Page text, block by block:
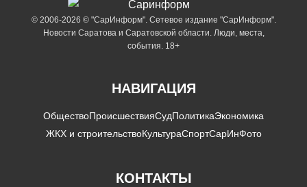
© 2006-2026 © "СарИнформ". Сетевое издание "СарИнформ".
Новости Саратова и Саратовской области. Люди, места,
события. 18+
НАВИГАЦИЯ
ОбществоПроисшествияСудПолитикаЭкономика
ЖКХ и строительствоКультураСпортСарИнФото
КОНТАКТЫ